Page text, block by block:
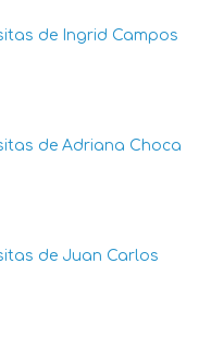
de Ingrid Campos
de Adriana Choca
de Juan Carlos